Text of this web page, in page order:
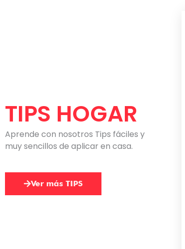
TIPS HOGAR
Aprende con nosotros Tips fáciles y
muy sencillos de aplicar en casa.
Ver más TIPS